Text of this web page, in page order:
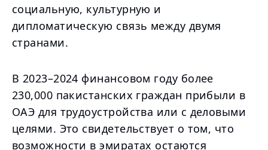
социальную, культурную и
дипломатическую связь между двумя
странами.
В 2023–2024 финансовом году более
230,000 пакистанских граждан прибыли в
ОАЭ для трудоустройства или с деловыми
целями. Это свидетельствует о том, что
возможности в эмиратах остаются